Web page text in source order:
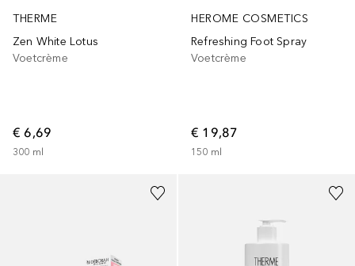
THERME
Zen White Lotus
Voetcrème
€ 6,69
300 ml
HEROME COSMETICS
Refreshing Foot Spray
Voetcrème
€ 19,87
150 ml